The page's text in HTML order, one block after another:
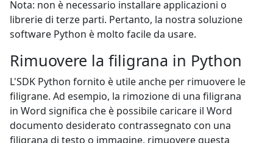
Nota: non è necessario installare applicazioni o
librerie di terze parti. Pertanto, la nostra soluzione
software Python è molto facile da usare.
Rimuovere la filigrana in Python
L'SDK Python fornito è utile anche per rimuovere le
filigrane. Ad esempio, la rimozione di una filigrana
in Word significa che è possibile caricare il Word
documento desiderato contrassegnato con una
filigrana di testo o immagine, rimuovere questa